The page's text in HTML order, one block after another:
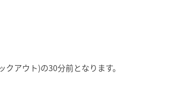
アウト)の30分前となります。